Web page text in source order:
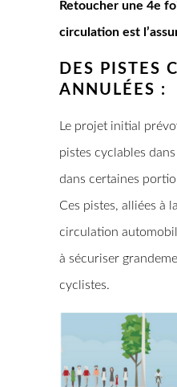
Retoucher une 4e
circulation est
DES PISTES
ANNULÉES :
Le projet initial
pistes cyclables
dans certaines
Ces pistes, alliées à
circulation
à sécuriser
cyclistes.